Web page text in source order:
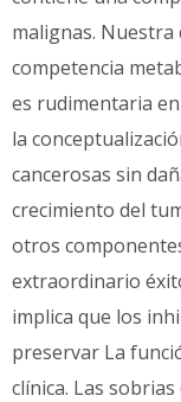
malignas. Nuestra
competencia
es rudimentaria
la
cancerosas sin
crecimiento del
otros
extraordinario
implica que los
preservar La
clínica. Las